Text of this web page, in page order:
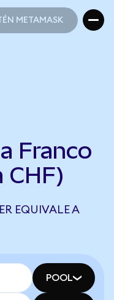
METAMASK
Franco
CHF)
EQUIVALE A
POOL